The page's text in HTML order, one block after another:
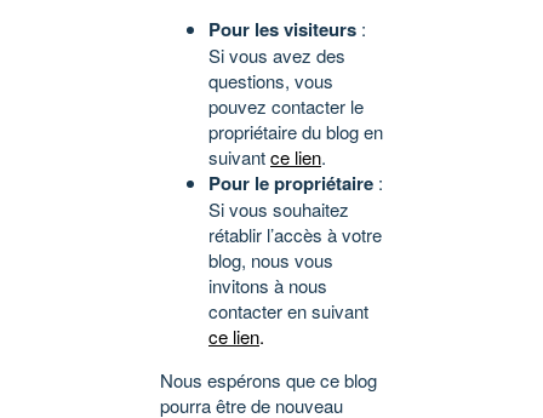
Pour les visiteurs :
Si vous avez des
questions, vous
pouvez contacter le
propriétaire du blog en
suivantce lien.
Pour le propriétaire :
Si vous souhaitez
rétablir l’accès à votre
blog, nous vous
invitons à nous
contacter en suivant
ce lien.
Nous espérons que ce blog
pourra être de nouveau